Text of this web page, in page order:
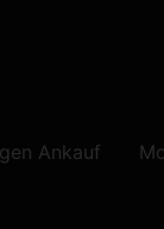
Ankauf